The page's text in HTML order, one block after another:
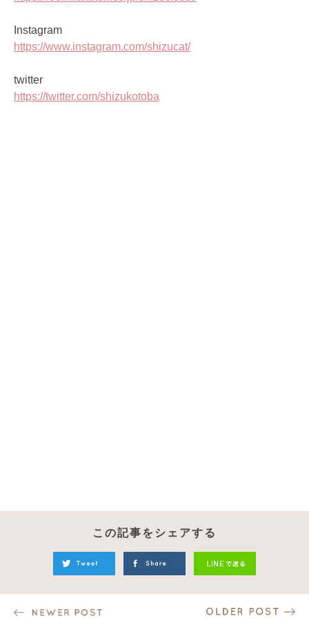
Instagram
https://www.instagram.com/shizucat/
twitter
https://twitter.com/shizukotoba
この記事をシェアする